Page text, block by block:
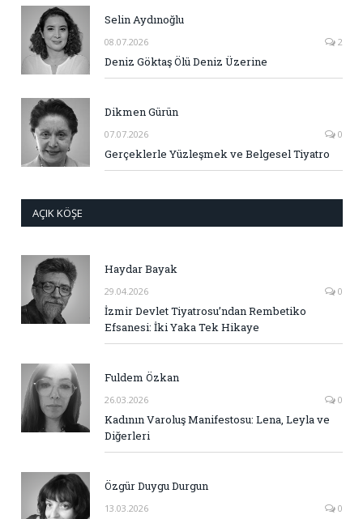
Selin Aydınoğlu
08.07.2026 2
Deniz Göktaş Ölü Deniz Üzerine
Dikmen Gürün
07.07.2026 0
Gerçeklerle Yüzleşmek ve Belgesel Tiyatro
AÇIK KÖŞE
Haydar Bayak
29.04.2026 0
İzmir Devlet Tiyatrosu’ndan Rembetiko
Efsanesi: İki Yaka Tek Hikaye
Fuldem Özkan
26.03.2026 0
Kadının Varoluş Manifestosu: Lena, Leyla ve
Diğerleri
Özgür Duygu Durgun
13.03.2026 0